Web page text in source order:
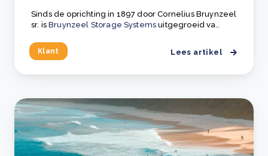
Klant
Sinds de oprichting in 1897 door Cornelius Bruynzeel
sr. isBruynzeel Storage Systems uitgegroeid va..
Lees artikel